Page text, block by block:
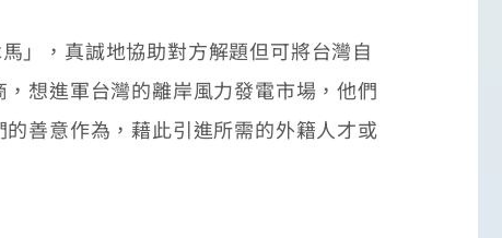
，真誠地協助對方解題但可將台灣自
想進軍台灣的離岸風力發電市場，他們
善意作為，藉此引進所需的外籍人才或